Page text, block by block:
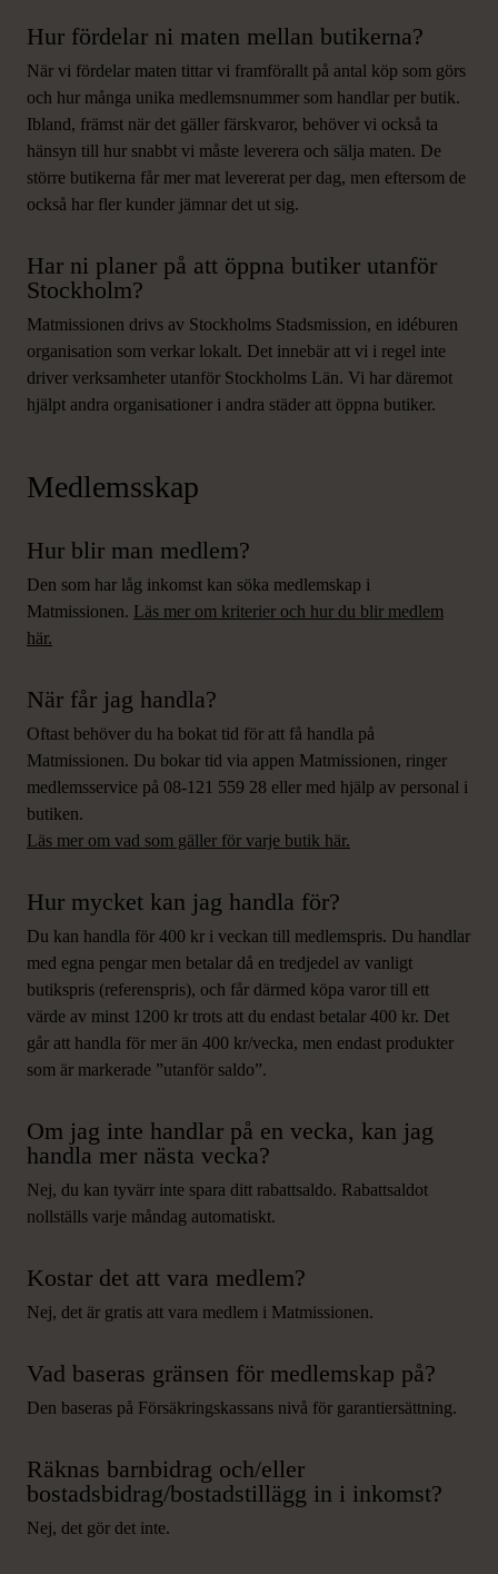
Hur fördelar ni maten mellan butikerna?
När vi fördelar maten tittar vi framförallt på antal köp som görs
och hur många unika medlemsnummer som handlar per butik.
Ibland, främst när det gäller färskvaror, behöver vi också ta
hänsyn till hur snabbt vi måste leverera och sälja maten. De
större butikerna får mer mat levererat per dag, men eftersom de
också har fler kunder jämnar det ut sig.
Har ni planer på att öppna butiker utanför
Stockholm?
Matmissionen drivs av Stockholms Stadsmission, en idéburen
organisation som verkar lokalt. Det innebär att vi i regel inte
driver verksamheter utanför Stockholms Län. Vi har däremot
hjälpt andra organisationer i andra städer att öppna butiker.
Medlemsskap
Hur blir man medlem?
Den som har låg inkomst kan söka medlemskap i
Matmissionen. Läs mer om kriterier och hur du blir medlem
här.
När får jag handla?
Oftast behöver du ha bokat tid för att få handla på
Matmissionen. Du bokar tid via appen Matmissionen, ringer
medlemsservice på 08-121 559 28 eller med hjälp av personal i
butiken.
Läs mer om vad som gäller för varje butik här.
Hur mycket kan jag handla för?
Du kan handla för 400 kr i veckan till medlemspris. Du handlar
med egna pengar men betalar då en tredjedel av vanligt
butikspris (referenspris), och får därmed köpa varor till ett
värde av minst 1200 kr trots att du endast betalar 400 kr. Det
går att handla för mer än 400 kr/vecka, men endast produkter
som är markerade ”utanför saldo”.
Om jag inte handlar på en vecka, kan jag
handla mer nästa vecka?
Nej, du kan tyvärr inte spara ditt rabattsaldo. Rabattsaldot
nollställs varje måndag automatiskt.
Kostar det att vara medlem?
Nej, det är gratis att vara medlem i Matmissionen.
Vad baseras gränsen för medlemskap på?
Den baseras på Försäkringskassans nivå för garantiersättning.
Räknas barnbidrag och/eller
bostadsbidrag/bostadstillägg in i inkomst?
Nej, det gör det inte.